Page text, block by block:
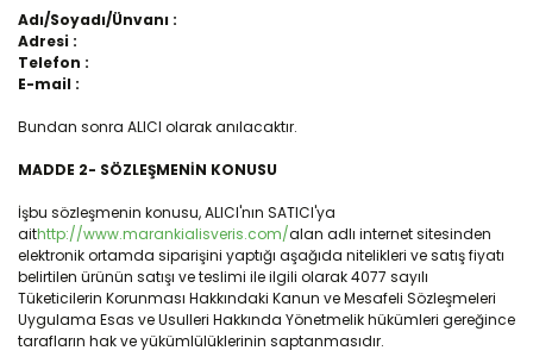
Adı/Soyadı/Ünvanı :
Adresi :
Telefon :
E-mail :
Bundan sonra ALICI olarak anılacaktır.
MADDE 2- SÖZLEŞMENİN KONUSU
İşbu sözleşmenin konusu, ALICI'nın SATICI'ya
aithttp://www.marankialisveris.com/alan adlı internet sitesinden
elektronik ortamda siparişini yaptığı aşağıda nitelikleri ve satış fiyatı
belirtilen ürünün satışı ve teslimi ile ilgili olarak 4077 sayılı
Tüketicilerin Korunması Hakkındaki Kanun ve Mesafeli Sözleşmeleri
Uygulama Esas ve Usulleri Hakkında Yönetmelik hükümleri gereğince
tarafların hak ve yükümlülüklerinin saptanmasıdır.